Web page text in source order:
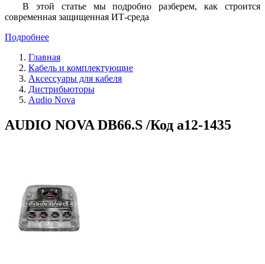
В этой статье мы подробно разберем, как строится
современная защищенная ИТ-среда
Подробнее
Главная
Кабель и комплектующие
Аксессуары для кабеля
Дистрибьюторы
Audio Nova
AUDIO NOVA DB66.S /Код a12-1435